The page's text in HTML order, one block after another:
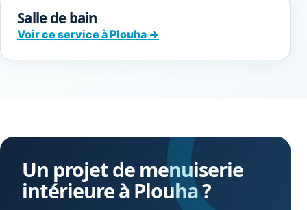
Salle de bain
Voir ce service à Plouha →
Un projet de menuiserie
intérieure à Plouha ?